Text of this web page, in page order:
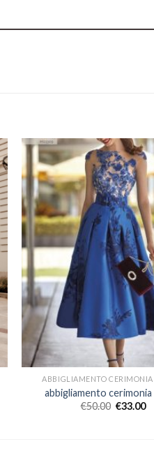
ABBIGLIAMENTO
abbigliamento cerimonia
€50.00 €33.00